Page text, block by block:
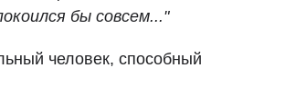
бы совсем..."
человек, способный